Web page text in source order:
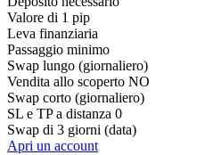
Valore di 1 pip
Leva finanziaria
Passaggio minimo
Swap lungo (giornaliero)
Vendita allo scoperto NO
Swap corto (giornaliero)
SL e TP a distanza 0
Swap di 3 giorni (data)
Apri un account